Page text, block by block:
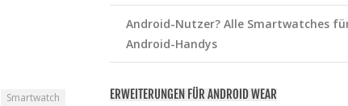
Smartwatch
Android-Nutzer? Alle Smartwatches
Android-Handys
ERWEITERUNGEN FÜR ANDROID WEAR